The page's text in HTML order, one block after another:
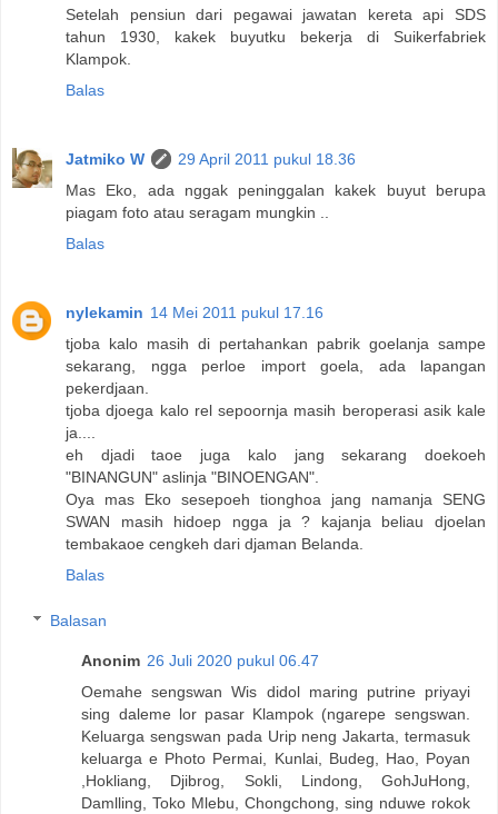
Setelah pensiun dari pegawai jawatan kereta api SDS
tahun 1930, kakek buyutku bekerja di Suikerfabriek
Klampok.
Balas
Jatmiko W
29 April 2011 pukul 18.36
Mas Eko, ada nggak peninggalan kakek buyut berupa
piagam foto atau seragam mungkin ..
Balas
nylekamin 14 Mei 2011 pukul 17.16
tjoba kalo masih di pertahankan pabrik goelanja sampe
sekarang, ngga perloe import goela, ada lapangan
pekerdjaan.
tjoba djoega kalo rel sepoornja masih beroperasi asik kale
ja....
eh djadi taoe juga kalo jang sekarang doekoeh
"BINANGUN" aslinja "BINOENGAN".
Oya mas Eko sesepoeh tionghoa jang namanja SENG
SWAN masih hidoep ngga ja ? kajanja beliau djoelan
tembakaoe cengkeh dari djaman Belanda.
Balas
Balasan
Anonim 26 Juli 2020 pukul 06.47
Oemahe sengswan Wis didol maring putrine priyayi
sing daleme lor pasar Klampok (ngarepe sengswan.
Keluarga sengswan pada Urip neng Jakarta, termasuk
keluarga e Photo Permai, Kunlai, Budeg, Hao, Poyan
,Hokliang, Djibrog, Sokli, Lindong, GohJuHong,
Damlling, Toko Mlebu, Chongchong, sing nduwe rokok